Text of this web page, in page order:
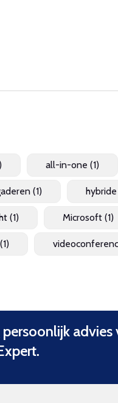
all-in-one (1)
(1)
(1) Microsoft (1)
(1)
advies